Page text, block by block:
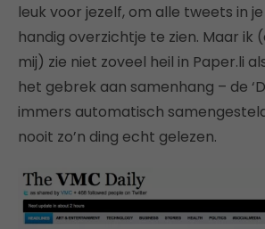
leuk voor jezelf, om alle tweets in
handig overzichtje te zien. Maar ik
mij) zie niet zoveel heil in Paper.li
het gebrek aan samenhang – de
immers automatisch
nooit zo’n ding echt gelezen.